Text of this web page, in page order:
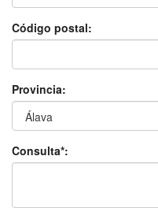
Código postal:
Provincia:
Consulta*: